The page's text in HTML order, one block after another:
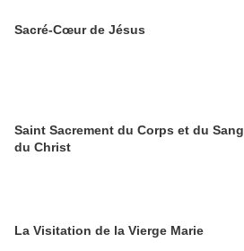
Sacré-Cœur de Jésus
Saint Sacrement du Corps et du Sang
du Christ
La Visitation de la Vierge Marie